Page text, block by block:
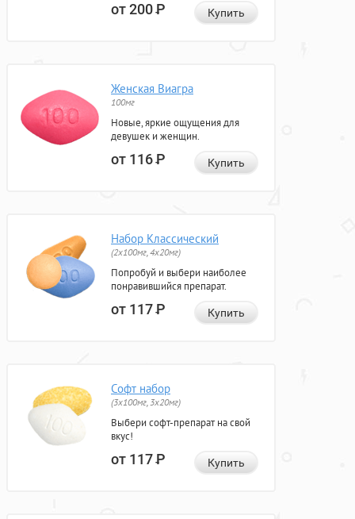
от 200Р Купить
Женская Виагра
100мг
Новые, яркие ощущения для
девушек и женщин.
от 116Р Купить
Набор Классический
(2x100мг, 4x20мг)
Попробуй и выбери наиболее
понравившийся препарат.
от 117Р Купить
Софт набор
(3x100мг, 3x20мг)
Выбери софт-препарат на свой
вкус!
от 117Р Купить